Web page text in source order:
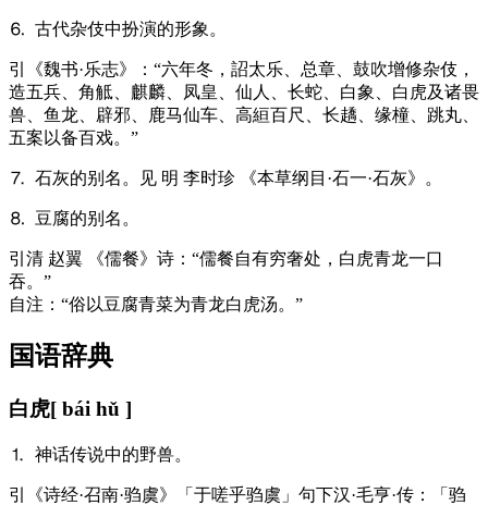
⒍ 古代杂伎中扮演的形象。
引
《魏书·乐志》：“六年冬，詔太乐、总章、鼓吹增修杂伎，
造五兵、角觝、麒麟、凤皇、仙人、长蛇、白象、白虎及诸畏
兽、鱼龙、辟邪、鹿马仙车、高絙百尺、长趫、缘橦、跳丸、
五案以备百戏。”
⒎ 石灰的别名。见 明 李时珍 《本草纲目·石一·石灰》。
⒏ 豆腐的别名。
引 清 赵翼 《儒餐》诗：“儒餐自有穷奢处，白虎青龙一口
吞。”
自注：“俗以豆腐青菜为青龙白虎汤。”
国语辞典
白虎[ bái hǔ ]
⒈ 神话传说中的野兽。
引
《诗经·召南·驺虞》「于嗟乎驺虞」句下汉·毛亨·传：「驺